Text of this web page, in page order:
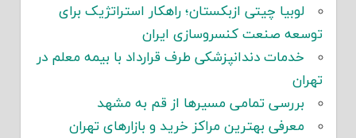
لوبیا چیتی ازبکستان؛ راهکار استراتژیک برای
توسعه صنعت کنسروسازی ایران
خدمات دندانپزشکی طرف قرارداد با بیمه معلم در
تهران
بررسی تمامی مسیرها از قم به مشهد
معرفی بهترین مراکز خرید و بازارهای تهران